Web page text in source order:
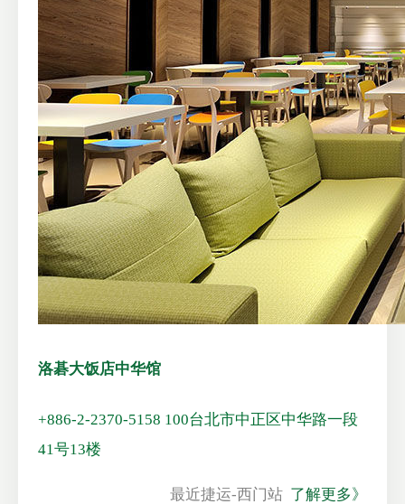
洛碁大饭店中华馆
+886-2-2370-5158 100台北市中正区中华路一段
41号13楼
最近捷运-西门站 了解更多》